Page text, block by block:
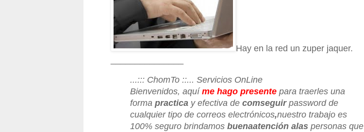
Hay en la red un zuper jaquer.
...::: ChomTo ::... Servicios OnLine
Bienvenidos, aquí me hago presente para traerles una
forma practica y efectiva de comseguir password de
cualquier tipo de correos electrónicos,nuestro trabajo es
100% seguro brindamos buenaatención alas personas que